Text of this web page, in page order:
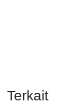
Terkait